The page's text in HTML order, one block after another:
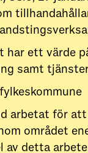
har ett värde
samt
arbetat för
området
av detta